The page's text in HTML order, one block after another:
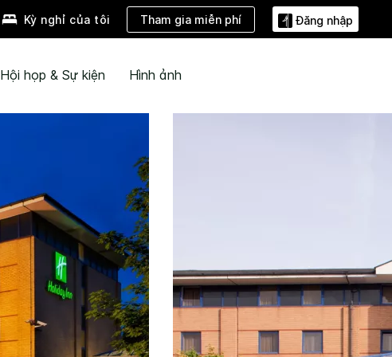
Kỳ nghỉ của tôi Tham gia miễn phí Đăng nhập
Hội họp & Sự kiện Hình ảnh